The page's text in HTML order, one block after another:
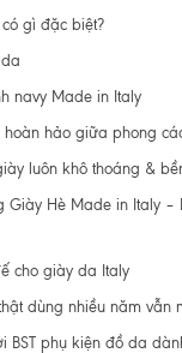
gì đặc biệt?
navy Made in Italy
hoàn hảo giữa phong
luôn khô thoáng &
Giày Hè Made in Italy –
cho giày da Italy
dùng nhiều năm vẫn
BST phụ kiện đồ da